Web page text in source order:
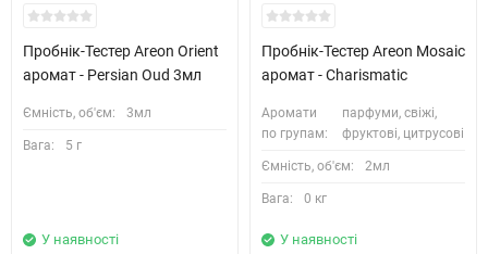
Кожні 1500₴ чеку = 1 тестер
Пробнік-Тестер Areon Orient
аромат - Persian Oud 3мл
Ємність, об'єм: 3мл
Вага: 5 г
У наявності
Кожні 1500₴ чеку = 1 тестер
Пробнік-Тестер Areon Mosaic
аромат - Charismatic
Аромати
по групам:
парфуми, свіжі,
фруктові, цитрусові
Ємність, об'єм: 2мл
Вага: 0 кг
У наявності